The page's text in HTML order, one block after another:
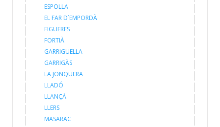
ESPOLLA
EL FAR D´EMPORDÀ
FIGUERES
FORTIÀ
GARRIGUELLA
GARRIGÀS
LA JONQUERA
LLADÓ
LLANÇÀ
LLERS
MASARAC